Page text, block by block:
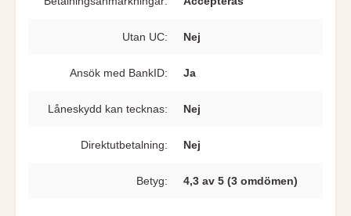
Utan UC: Nej
Ansök med BankID: Ja
Låneskydd kan tecknas: Nej
Direkt­utbetalning: Nej
Betyg: 4,3 av 5 (3 omdömen)